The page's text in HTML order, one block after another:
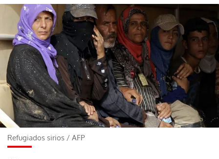
Refugiados sirios / AFP